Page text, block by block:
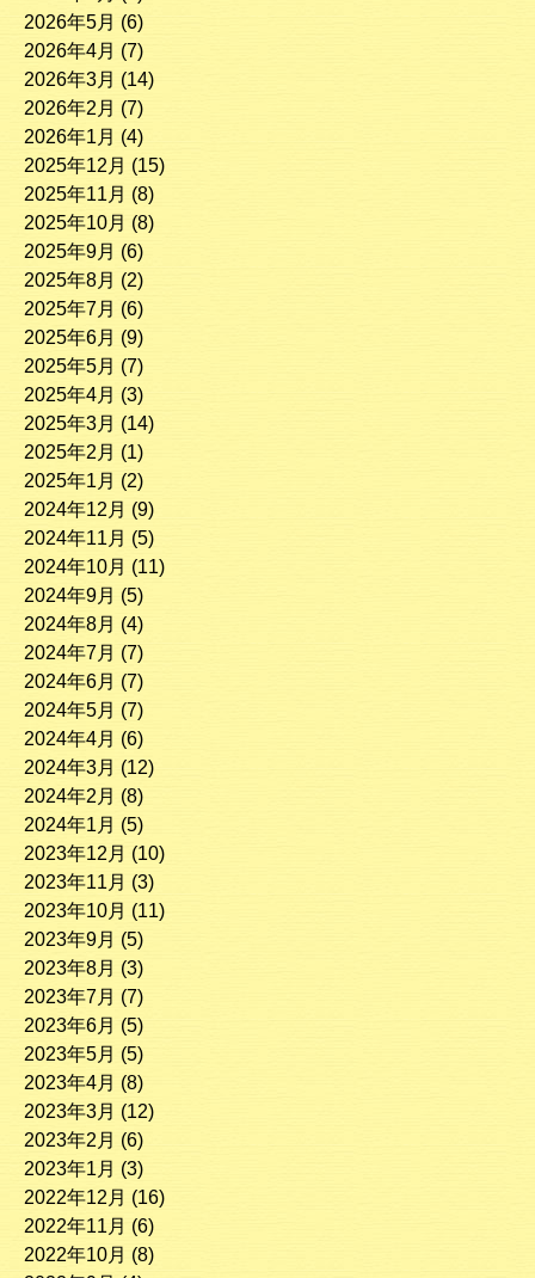
2026年5月 (6)
2026年4月 (7)
2026年3月 (14)
2026年2月 (7)
2026年1月 (4)
2025年12月 (15)
2025年11月 (8)
2025年10月 (8)
2025年9月 (6)
2025年8月 (2)
2025年7月 (6)
2025年6月 (9)
2025年5月 (7)
2025年4月 (3)
2025年3月 (14)
2025年2月 (1)
2025年1月 (2)
2024年12月 (9)
2024年11月 (5)
2024年10月 (11)
2024年9月 (5)
2024年8月 (4)
2024年7月 (7)
2024年6月 (7)
2024年5月 (7)
2024年4月 (6)
2024年3月 (12)
2024年2月 (8)
2024年1月 (5)
2023年12月 (10)
2023年11月 (3)
2023年10月 (11)
2023年9月 (5)
2023年8月 (3)
2023年7月 (7)
2023年6月 (5)
2023年5月 (5)
2023年4月 (8)
2023年3月 (12)
2023年2月 (6)
2023年1月 (3)
2022年12月 (16)
2022年11月 (6)
2022年10月 (8)